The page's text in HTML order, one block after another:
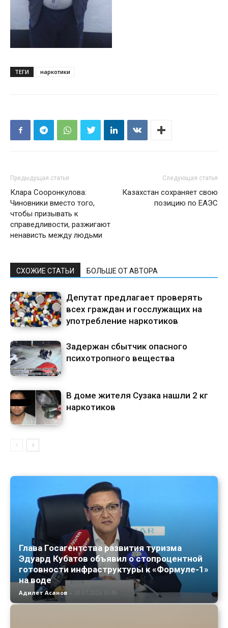
ТЕГИ наркотики
Предыдущая статья
Клара Сооронкулова:
Чиновники вместо того,
чтобы призывать к
справедливости, разжигают
ненависть между людьми
Следующая статья
Казахстан сохраняет свою
позицию по ЕАЭС
СХОЖИЕ СТАТЬИ БОЛЬШЕ ОТ АВТОРА
Депутат предлагает проверять
всех граждан и госслужащих на
употребление наркотиков
Задержан сбытчик опасного
психотропного вещества
В доме жителя Сузака нашли 2 кг
наркотиков
Глава Госагентства развития туризма
Эдуард Кубатов объявил о стопроцентной
готовности инфраструктуры к «Формуле-1»
на воде
Адилет Асанов - 30.07.2026 10:49